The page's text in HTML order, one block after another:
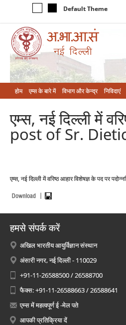
Default Theme
होम एम्‍स के बारे में विभाग और केन्‍द्र निविदाएं
एम्स, नई दिल्ली में
post of Sr.
एम्स, नई दिल्ली में वरिष्ठ आहार विशेषज्ञ के पद
हमसे संपर्क करें
अखिल भारतीय आयुर्विज्ञान संस्थान
अंसारी नगर, नई दिल्ली - 110029
+91-11-26588500 / 26588700
फैक्स: +91-11-26588663 / 26588641
एम्स में महत्वपूर्ण ई -मेल पते
आपकी प्रतिक्रिया दें